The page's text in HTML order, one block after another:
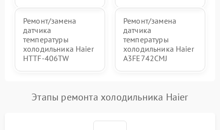
Ремонт/замена
датчика
температуры
холодильника Haier
HTTF-406TW
Ремонт/замена
датчика
температуры
холодильника Haier
A3FE742CMJ
Этапы ремонта холодильника Haier